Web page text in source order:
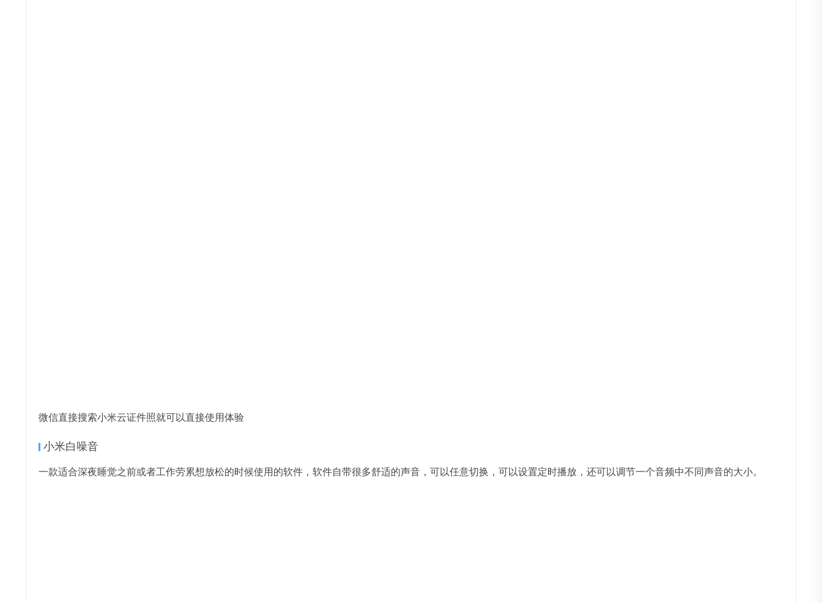
微信直接搜索小米云证件照就可以直接使用体验
小米白噪音
一款适合深夜睡觉之前或者工作劳累想放松的时候使用的软件，软件自带很多舒适的声音，可以任意切换，可以设置定时播放，还可以调节一个音频中不同声音的大小。